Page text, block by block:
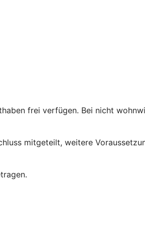
frei verfügen. Bei nicht
mitgeteilt, weitere